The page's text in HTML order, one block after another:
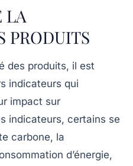
LA
PRODUITS
des produits, il est
indicateurs qui
impact sur
indicateurs, certains se
carbone, la
d’énergie,